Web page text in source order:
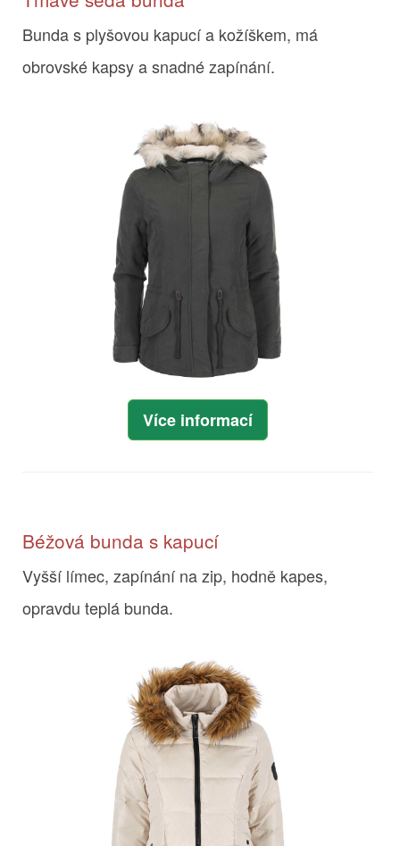
Bunda s plyšovou kapucí a kožíškem, má
obrovské kapsy a snadné zapínání.
Více informací
Béžová bunda s kapucí
Vyšší límec, zapínání na zip, hodně kapes,
opravdu teplá bunda.